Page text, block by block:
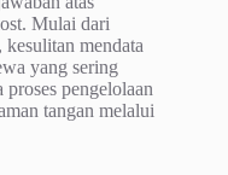
Mulai dari
mendata
yang sering
pengelolaan
tangan melalui